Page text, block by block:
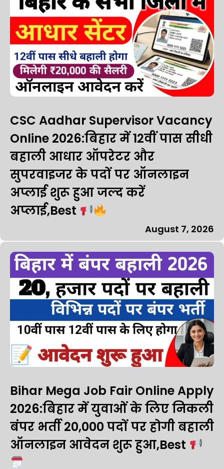
CSC Aadhar Supervisor Vacancy
Online 2026:बिहार में 12वीं पास सीधी
बहाली आधार ऑपरेटर और
सुपरवाइजर के पदों पर ऑनलाइन
अप्लाई शुरू हुआ जल्द करें
अप्लाई,Best
August 7, 2026
Bihar Mega Job Fair Online Apply
2026:बिहार में युवाओं के लिए निकली
बंपर भर्ती 20,000 पदों पर होगी बहाली
ऑनलाइन आवेदन शुरू हुआ,Best